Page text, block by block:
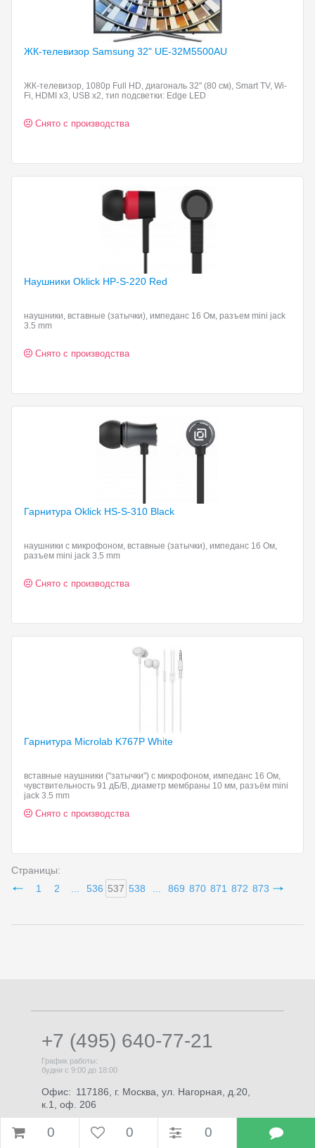
0 0
0
ЖК-телевизор Samsung 32" UE-32M5500AU
ЖК-телевизор, 1080p Full HD, диагональ 32" (80 см), Smart TV, Wi-
Fi, HDMI x3, USB x2, тип подсветки: Edge LED
Снято с производства
Наушники Oklick HP-S-220 Red
наушники, вставные (затычки), импеданс 16 Ом, разъем mini jack
3.5 mm
Снято с производства
Гарнитура Oklick HS-S-310 Black
наушники с микрофоном, вставные (затычки), импеданс 16 Ом,
разъем mini jack 3.5 mm
Снято с производства
Гарнитура Microlab K767P White
вставные наушники ("затычки") с микрофоном, импеданс 16 Ом,
чувствительность 91 дБ/В, диаметр мембраны 10 мм, разъём mini
jack 3.5 mm
Снято с производства
Страницы:
1
2 536 537 538 869 870 871 872 873
+7 (495) 640-77-21
График работы:
будни с 9:00 до 18:00
Офис: 117186, г. Москва, ул. Нагорная, д.20,
к.1, оф. 206
E-mail: info@brigo.ru